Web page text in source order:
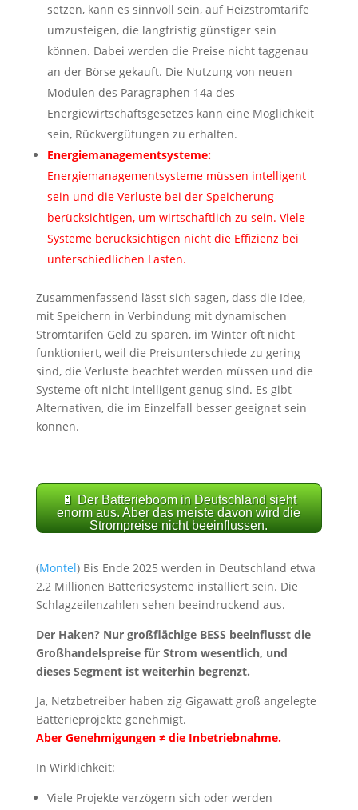
setzen, kann es sinnvoll sein, auf Heizstromtarife
umzusteigen, die langfristig günstiger sein
können. Dabei werden die Preise nicht taggenau
an der Börse gekauft. Die Nutzung von neuen
Modulen des Paragraphen 14a des
Energiewirtschaftsgesetzes kann eine Möglichkeit
sein, Rückvergütungen zu erhalten.
Energiemanagementsysteme:
Energiemanagementsysteme müssen intelligent
sein und die Verluste bei der Speicherung
berücksichtigen, um wirtschaftlich zu sein. Viele
Systeme berücksichtigen nicht die Effizienz bei
unterschiedlichen Lasten.
Zusammenfassend lässt sich sagen, dass die Idee,
mit Speichern in Verbindung mit dynamischen
Stromtarifen Geld zu sparen, im Winter oft nicht
funktioniert, weil die Preisunterschiede zu gering
sind, die Verluste beachtet werden müssen und die
Systeme oft nicht intelligent genug sind. Es gibt
Alternativen, die im Einzelfall besser geeignet sein
können.
🔋 Der Batterieboom in Deutschland sieht
enorm aus. Aber das meiste davon wird die
Strompreise nicht beeinflussen.
(Montel) Bis Ende 2025 werden in Deutschland etwa
2,2 Millionen Batteriesysteme installiert sein. Die
Schlagzeilenzahlen sehen beeindruckend aus.
Der Haken? Nur großflächige BESS beeinflusst die
Großhandelspreise für Strom wesentlich, und
dieses Segment ist weiterhin begrenzt.
Ja, Netzbetreiber haben zig Gigawatt groß angelegte
Batterieprojekte genehmigt.
Aber Genehmigungen ≠ die Inbetriebnahme.
In Wirklichkeit:
Viele Projekte verzögern sich oder werden